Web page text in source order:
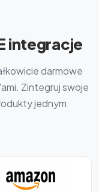
integracje
darmowe
Zintegruj swoje
jednym